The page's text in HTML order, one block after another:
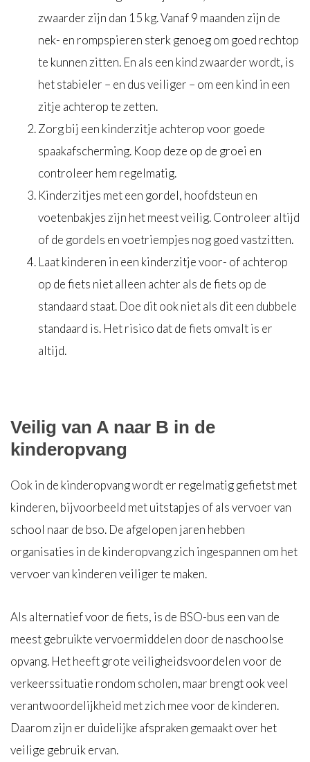
zwaarder zijn dan 15 kg. Vanaf 9 maanden zijn de
nek- en rompspieren sterk genoeg om goed rechtop
te kunnen zitten. En als een kind zwaarder wordt, is
het stabieler – en dus veiliger – om een kind in een
zitje achterop te zetten.
Zorg bij een kinderzitje achterop voor goede
spaakafscherming. Koop deze op de groei en
controleer hem regelmatig.
Kinderzitjes met een gordel, hoofdsteun en
voetenbakjes zijn het meest veilig. Controleer altijd
of de gordels en voetriempjes nog goed vastzitten.
Laat kinderen in een kinderzitje voor- of achterop
op de fiets niet alleen achter als de fiets op de
standaard staat. Doe dit ook niet als dit een dubbele
standaard is. Het risico dat de fiets omvalt is er
altijd.
Veilig van A naar B in de
kinderopvang
Ook in de kinderopvang wordt er regelmatig gefietst met
kinderen, bijvoorbeeld met uitstapjes of als vervoer van
school naar de bso. De afgelopen jaren hebben
organisaties in de kinderopvang zich ingespannen om het
vervoer van kinderen veiliger te maken.
Als alternatief voor de fiets, is de BSO-bus een van de
meest gebruikte vervoermiddelen door de naschoolse
opvang. Het heeft grote veiligheidsvoordelen voor de
verkeerssituatie rondom scholen, maar brengt ook veel
verantwoordelijkheid met zich mee voor de kinderen.
Daarom zijn er duidelijke afspraken gemaakt over het
veilige gebruik ervan.